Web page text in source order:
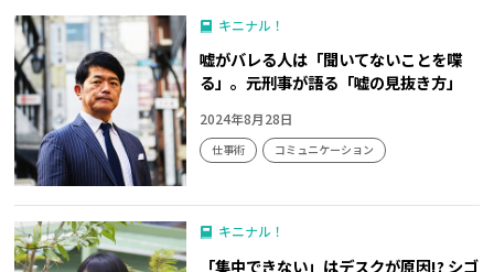
キニナル！
嘘がバレる人は「聞いてないことを喋
る」。元刑事が語る「嘘の見抜き方」
2024年8月28日
仕事術 コミュニケーション
キニナル！
「集中できない」はデスクが原因!? シゴ